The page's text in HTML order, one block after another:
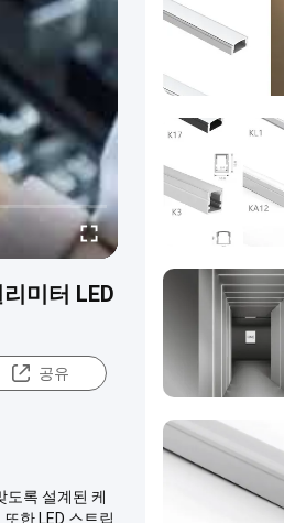
미터 LED
공유
도록 설계된 케
한 LED 스트립